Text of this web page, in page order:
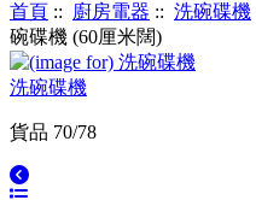
首頁 :: 廚房電器 :: 洗碗碟機
碗碟機 (60厘米闊)
洗碗碟機
貨品 70/78